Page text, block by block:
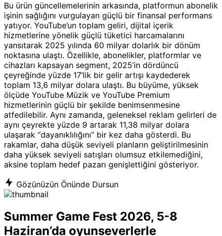
Bu ürün güncellemelerinin arkasında, platformun abonelik
işinin sağlığını vurgulayan güçlü bir finansal performans
yatıyor. YouTube’un toplam geliri, dijital içerik
hizmetlerine yönelik güçlü tüketici harcamalarını
yansıtarak 2025 yılında 60 milyar dolarlık bir dönüm
noktasına ulaştı. Özellikle, abonelikler, platformlar ve
cihazları kapsayan segment, 2025’in dördüncü
çeyreğinde yüzde 17’lik bir gelir artışı kaydederek
toplam 13,6 milyar dolara ulaştı. Bu büyüme, yüksek
ölçüde YouTube Müzik ve YouTube Premium
hizmetlerinin güçlü bir şekilde benimsenmesine
atfedilebilir. Aynı zamanda, geleneksel reklam gelirleri de
aynı çeyrekte yüzde 9 artarak 11,38 milyar dolara
ulaşarak “dayanıklılığını” bir kez daha gösterdi. Bu
rakamlar, daha düşük seviyeli planların geliştirilmesinin
daha yüksek seviyeli satışları olumsuz etkilemediğini,
aksine toplam hedef pazarı genişlettiğini gösteriyor.
Gözünüzün Önünde Dursun
Summer Game Fest 2026, 5-8
Haziran’da oyunseverlerle